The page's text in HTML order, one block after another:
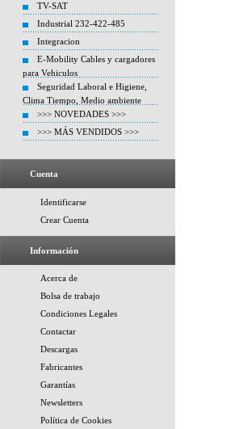
TV-SAT
Industrial 232-422-485
Integracion
E-Mobility Cables y cargadores
para Vehiculos
Seguridad Laboral e Higiene,
Clima Tiempo, Medio ambiente
>>> NOVEDADES >>>
>>> MÁS VENDIDOS >>>
Cuenta
Identificarse
Crear Cuenta
Información
Acerca de
Bolsa de trabajo
Condiciones Legales
Contactar
Descargas
Fabricantes
Garantías
Newsletters
Política de Cookies